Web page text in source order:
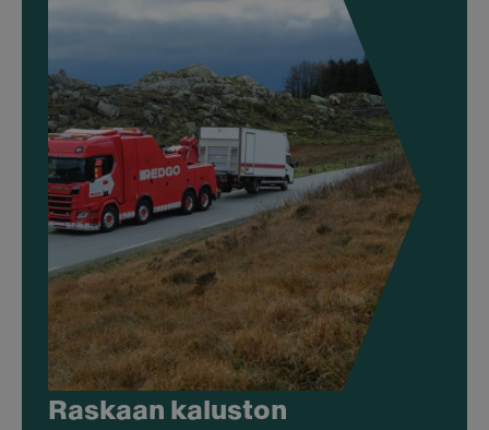
Raskaan kaluston